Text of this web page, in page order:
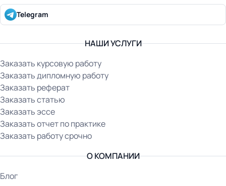
НАШИ УСЛУГИ
Заказать курсовую работу
Заказать дипломную работу
Заказать реферат
Заказать статью
Заказать эссе
Заказать отчет по практике
Заказать работу срочно
О КОМПАНИИ
Блог
Telegram